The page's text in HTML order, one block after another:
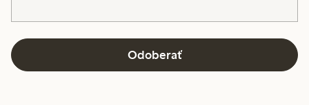
Odoberať